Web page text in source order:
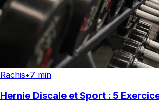
Rachis•7 min
Hernie Discale et Sport : 5